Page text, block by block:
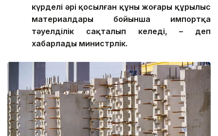
күрделі әрі қосылған құны жоғары құрылыс
материалдары бойынша импортқа
тәуелділік сақталып келеді, – деп
хабарлады министрлік.